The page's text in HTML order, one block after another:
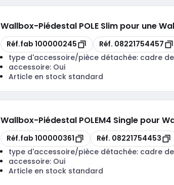
Wallbox-Piédestal POLE Slim pour une
Copie
Réf.fab 100000245 Copie
Réf. 08221754457
type d'accessoire/pièce détachée: cadre
accessoire: Oui
Article en stock standard
Wallbox-Piédestal POLEM4 Single pour
Copie
Réf.fab 100000361 Copie
Réf. 08221754453
type d'accessoire/pièce détachée: cadre
accessoire: Oui
Article en stock standard